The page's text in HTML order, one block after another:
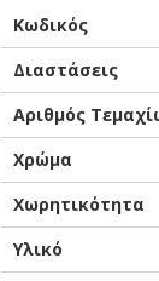
Περισσότερες
Πληροφορίες
Κωδικός
Διαστάσεις
Αριθμός
Χρώμα
Χωρητικότητα
Υλικό